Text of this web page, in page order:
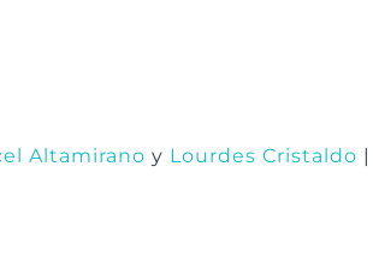
Altamirano y Lourdes Cristaldo